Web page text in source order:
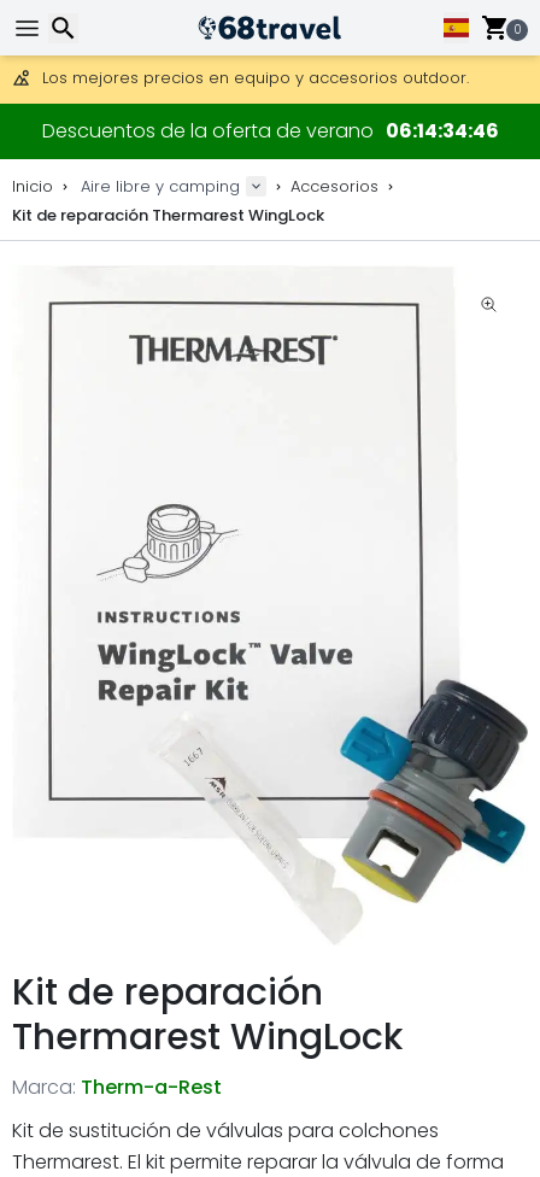
0
Envío DHL 1 día disponible.
30 días para devoluciones, 90 días para mapas de madera
Los mejores precios en equipo y accesorios outdoor.
Descuentos de la oferta de verano 06 14 34 45
Inicio Aire libre y camping
Accesorios
Kit de reparación Thermarest WingLock
Kit de reparación
Thermarest WingLock
Marca: Therm-a-Rest
Kit de sustitución de válvulas para colchones
Thermarest. El kit permite reparar la válvula de forma
Buscar